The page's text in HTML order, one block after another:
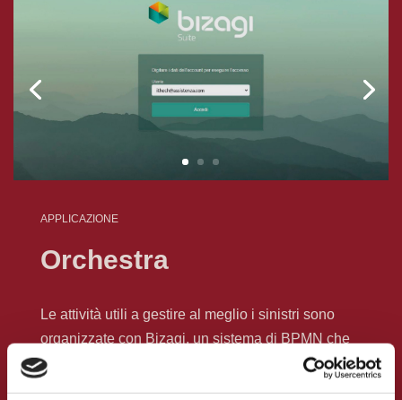
APPLICAZIONE
Orchestra
Le attività utili a gestire al meglio i sinistri sono
organizzate con Bizagi, un sistema di BPMN che
attiva i task a periti e operatori garantendo i livelli